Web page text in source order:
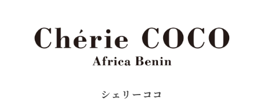
シェリーココ